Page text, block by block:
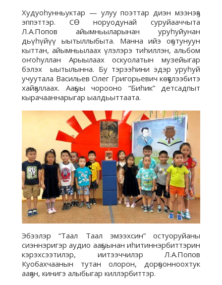
Худуоһунньуктар — улуу поэттар диэн мээнэҕэ
эппэттэр. СѲ норуодунай суруйааччыта
Л.А.Попов айымньыларынан уруһуйунан
дьүһүйүү ыытыллыбыта. Манна ийэ оҕотунуун
кыттан, айымньылаах үлэлэрэ тиһиллэн, альбом
оҥоһуллан Арыылаах оскуолатын музейыгар
бэлэх ыытылынна. Бу тэрээһини эдэр уруһуй
учуутала Васильев Олег Григорьевич көҕүлээбитэ
хайҕаллаах. Ааҕыы чорооно “Биһик” детсадпыт
кырачааннарыгар ыалдьыттаата.
Эбээлэр “Таал Таал эмээхсин” остуоруйаны
сиэннэригэр аудио ааҕыынан иһитиннэрбиттэрин
кэрэхсээтилэр, иитээччилэр Л.А.Попов
Куобахчаанын тутан олорон, дорҕоонноохтук
ааҕан, кинигэ алыбыгар киллэрбиттэр.